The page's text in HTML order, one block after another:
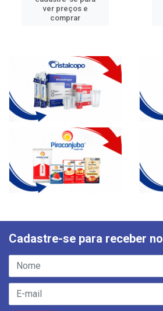
ver preços e
comprar
Cadastre-se para receber